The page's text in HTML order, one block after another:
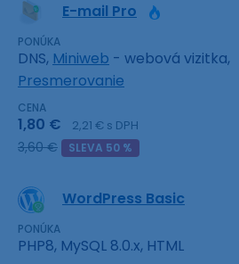
E-mail Pro
PONÚKA
DNS, Miniweb - webová vizitka,
Presmerovanie
CENA
1,80 € 2,21 € s DPH
3,60 € SLEVA 50 %
WordPress Basic
PONÚKA
PHP8, MySQL 8.0.x, HTML